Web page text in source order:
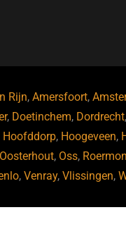
Rijn, Amersfoort,
, Doetinchem, Dordrecht,
Hoofddorp, Hoogeveen,
Oosterhout, Oss,
, Venray, Vlissingen,